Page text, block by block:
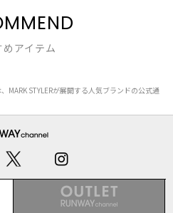
めアイテム
MARK STYLERが展開する人気ブランドの公式通